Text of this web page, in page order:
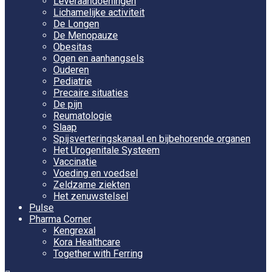
Lichamelijke activiteit
De Longen
De Menopauze
Obesitas
Ogen en aanhangsels
Ouderen
Pediatrie
Precaire situaties
De pijn
Reumatologie
Slaap
Spijsverteringskanaal en bijbehorende organen
Het Urogenitale Systeem
Vaccinatie
Voeding en voedsel
Zeldzame ziekten
Het zenuwstelsel
Pulse
Pharma Corner
Kengrexal
Kora Healthcare
Together with Ferring